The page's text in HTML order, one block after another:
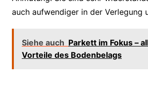
auch aufwendiger in der Verlegung
Siehe auch Parkett im Fokus –
Vorteile des Bodenbelags